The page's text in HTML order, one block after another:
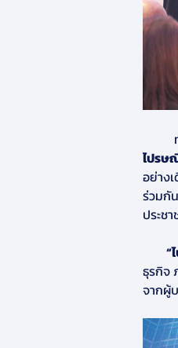
ไปรษ
อย่าง
ร่วมกั
ประช
ธุรกิจ
จากผู้